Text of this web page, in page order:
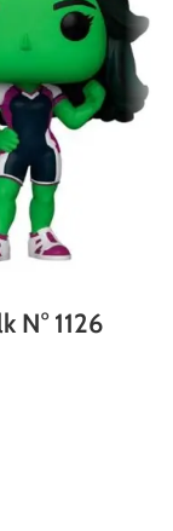
N° 1126